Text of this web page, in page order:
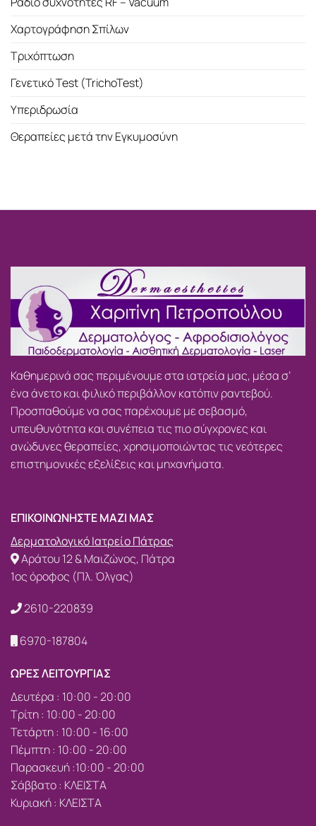
Χαρτογράφηση Σπίλων
Τριχόπτωση
Γενετικό Test (TrichoTest)
Υπεριδρωσία
Θεραπείες μετά την Εγκυμοσύνη
Καθημερινά σας περιμένουμε στα ιατρεία μας, μέσα σ’
ένα άνετο και φιλικό περιβάλλον κατόπιν ραντεβού.
Προσπαθούμε να σας παρέχουμε με σεβασμό,
υπευθυνότητα και συνέπεια τις πιο σύγχρονες και
ανώδυνες θεραπείες, χρησιμοποιώντας τις νεότερες
επιστημονικές εξελίξεις και μηχανήματα.
ΕΠΙΚΟΙΝΩΝΗΣΤΕ ΜΑΖΙ ΜΑΣ
Δερματολογικό Ιατρείο Πάτρας
Αράτου 12 & Μαιζώνος, Πάτρα
1ος όροφος (Πλ. Όλγας)
2610-220839
6970-187804
ΩΡΕΣ ΛΕΙΤΟΥΡΓΙΑΣ
Δευτέρα : 10:00 - 20:00
Τρίτη : 10:00 - 20:00
Τετάρτη : 10:00 - 16:00
Πέμπτη : 10:00 - 20:00
Παρασκευή :10:00 - 20:00
Σάββατο : ΚΛΕΙΣΤΑ
Κυριακή : ΚΛΕΙΣΤΑ